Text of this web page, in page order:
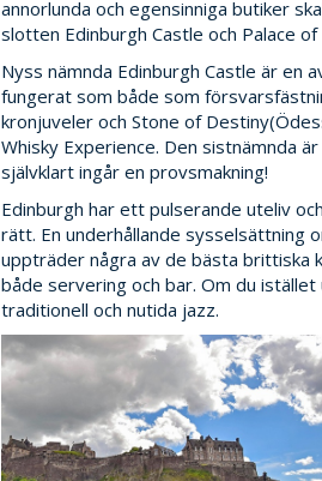
annorlunda och egensinniga butiker
slotten Edinburgh Castle och Palace
Nyss nämnda Edinburgh Castle är
fungerat som både som
kronjuveler och Stone of
Whisky Experience. Den sistnämnda
självklart ingår en provsmakning!
Edinburgh har ett pulserande uteliv
rätt. En underhållande sysselsättning
uppträder några av de bästa brittiska
både servering och bar. Om du
traditionell och nutida jazz.